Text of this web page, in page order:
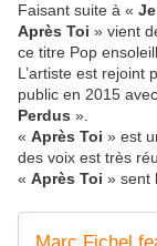
Faisant suite à «
Après Toi » vient
ce titre Pop
L’artiste est rejoint
public en 2015
Perdus ».
« Après Toi » est
des voix est très
« Après Toi » sent